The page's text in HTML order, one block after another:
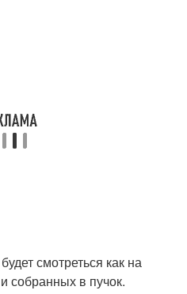
смотреться как на
собранных в пучок.